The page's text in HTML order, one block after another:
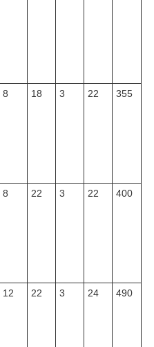
8 18 3 22 355
8 22 3 22 400
12 22 3 24 490